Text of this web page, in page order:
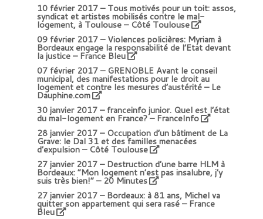
10 février 2017 –Tous motivés pour un toit: assos,
syndicat et artistes mobilisés contre le mal-
logement, à Toulouse – Côté Toulouse
09 février 2017 –Violences policières: Myriam à
Bordeaux engage la responsabilité de l’Etat devant
la justice – France Bleu
07 février 2017 – GRENOBLE Avant le conseil
municipal, des manifestations pour le droit au
logement et contre les mesures d’austérité – Le
Dauphine.com
30 janvier 2017 –franceinfo junior. Quel est l’état
du mal-logement en France? – FranceInfo
28 janvier 2017 – Occupation d’un bâtiment de La
Grave: le Dal 31 et des familles menacées
d’expulsion – Côté Toulouse
27 janvier 2017 –Destruction d’une barre HLM à
Bordeaux: “Mon logement n’est pas insalubre, j’y
suis très bien!” – 20 Minutes
27 janvier 2017 –Bordeaux: à 81 ans, Michel va
quitter son appartement qui sera rasé – France
Bleu